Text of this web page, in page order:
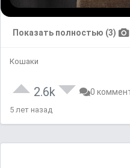
Показать полностью (3)
Кошаки
2.6k 0
5 лет назад